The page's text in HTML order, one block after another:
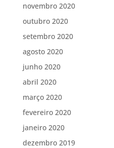
novembro 2020
outubro 2020
setembro 2020
agosto 2020
junho 2020
abril 2020
março 2020
fevereiro 2020
janeiro 2020
dezembro 2019